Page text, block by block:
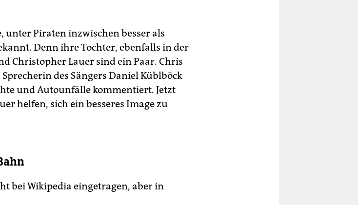
unter Piraten inzwischen besser als
Denn ihre Tochter, ebenfalls in der
Christopher Lauer sind ein Paar. Chris
des Sängers Daniel Küblböck
und Autounfälle kommentiert. Jetzt
helfen, sich ein besseres Image zu
bei Wikipedia eingetragen, aber in